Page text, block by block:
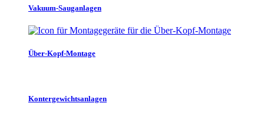
Vakuum-Sauganlagen
Über-Kopf-Montage
Kontergewichtsanlagen